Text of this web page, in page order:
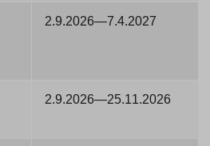
2.9.2026—7.4.2027
2.9.2026—25.11.2026